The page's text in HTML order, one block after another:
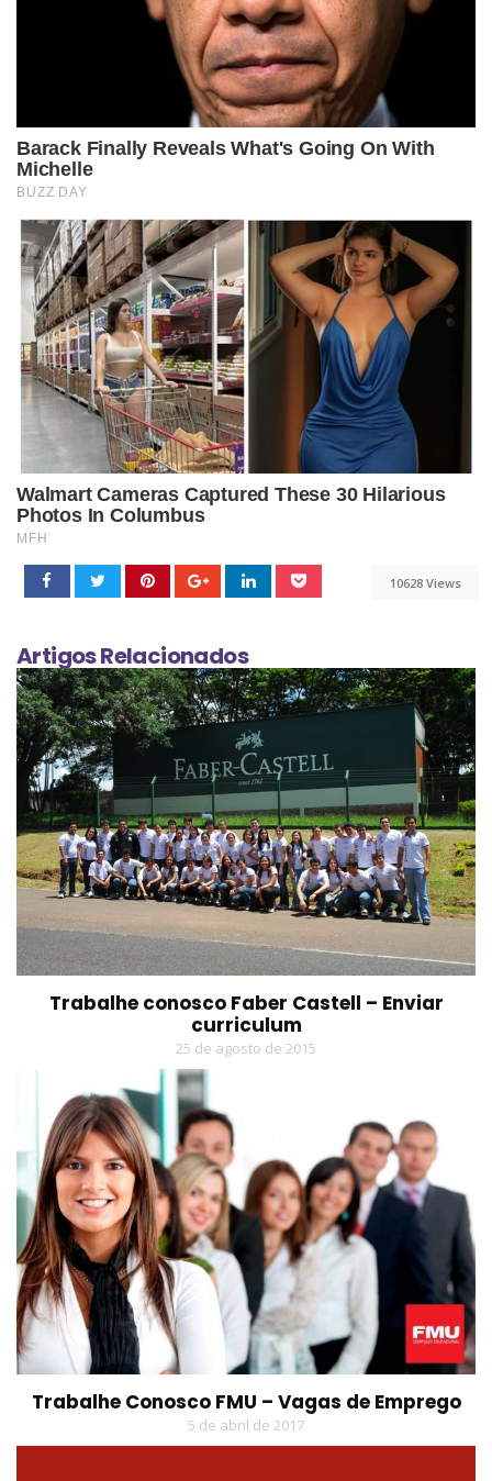
10628 Views
Artigos Relacionados
Trabalhe conosco Faber Castell – Enviar
curriculum
25 de agosto de 2015
Trabalhe Conosco FMU – Vagas de Emprego
5 de abril de 2017